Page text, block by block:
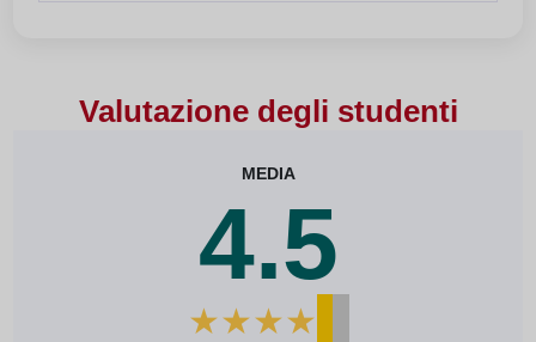
Valutazione degli studenti
MEDIA
4.5
★★★★